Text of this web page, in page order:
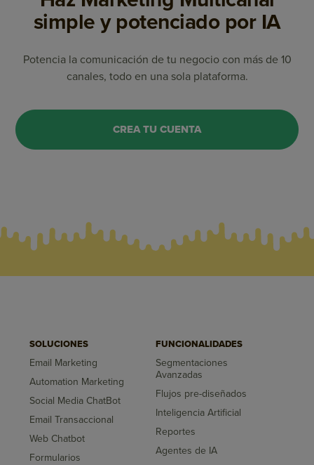
simple y potenciado por IA
Potencia la comunicación de tu negocio con más de 10
canales, todo en una sola plataforma.
CREA TU CUENTA
SOLUCIONES
Email Marketing
Automation Marketing
Social Media ChatBot
Email Transaccional
Web Chatbot
Formularios
FUNCIONALIDADES
Segmentaciones
Avanzadas
Flujos pre-diseñados
Inteligencia Artificial
Reportes
Agentes de IA